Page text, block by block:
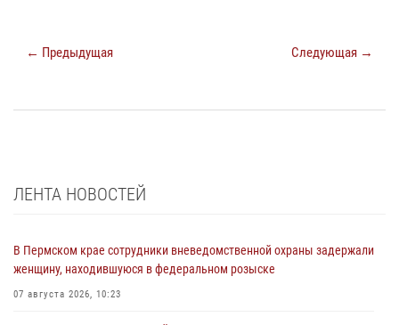
← Предыдущая Следующая →
ЛЕНТА НОВОСТЕЙ
В Пермском крае сотрудники вневедомственной охраны задержали
женщину, находившуюся в федеральном розыске
07 августа 2026, 10:23